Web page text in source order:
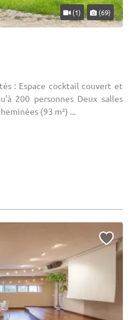
(1) (69)
: Espace cocktail couvert et
200 personnes Deux salles
(93 m²) ...